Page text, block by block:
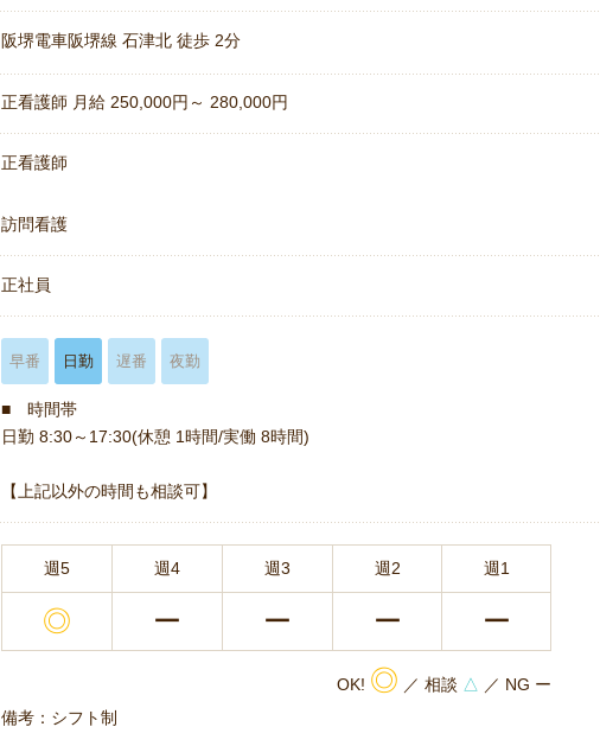
阪堺電車阪堺線 石津北 徒歩 2分
正看護師 月給 250,000円～ 280,000円
正看護師
訪問看護
正社員
早番 日勤 遅番 夜勤
■ 時間帯
日勤 8:30～17:30(休憩 1時間/実働 8時間)
【上記以外の時間も相談可】
週5 週4 週3 週2 週1
◎ ー ー ー ー
OK! ◎ ／ 相談 △ ／ NG ー
備考：シフト制